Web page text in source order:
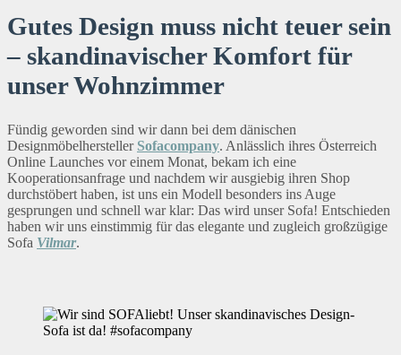
Gutes Design muss nicht teuer sein
– skandinavischer Komfort für
unser Wohnzimmer
Fündig geworden sind wir dann bei dem dänischen
Designmöbelhersteller Sofacompany. Anlässlich ihres Österreich
Online Launches vor einem Monat, bekam ich eine
Kooperationsanfrage und nachdem wir ausgiebig ihren Shop
durchstöbert haben, ist uns ein Modell besonders ins Auge
gesprungen und schnell war klar: Das wird unser Sofa! Entschieden
haben wir uns einstimmig für das elegante und zugleich großzügige
Sofa Vilmar.